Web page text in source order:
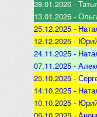
28.01.2026 -
13.01.2026 -
25.12.2025 -
12.12.2025 -
24.11.2025 -
07.11.2025 - А
25.10.2025 -
14.10.2025 -
10.10.2025 -
06.10.2025 -